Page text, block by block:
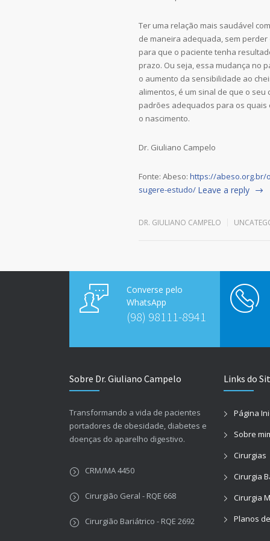
Ter uma relação mais saudável
de maneira adequada, sem
para que o paciente tenha
prazo. Ou seja, essa mudança no
o aumento da sensibilidade ao
alimentos, é um sinal de que o
padrões adequados para os
o nascimento.
Dr. Giuliano Campelo
Fonte: Abeso: https://abeso.org.br/
sugere-estudo/ Leave a reply
DR. GIULIANO CAMPELO
Converse pelo
WhatsApp
(98) 98111-8941
Sobre Dr. Giuliano Campelo
Transformando a vida de pacientes
portadores de obesidade, diabetes e
doenças do aparelho digestivo.
CRM/MA 4450
Cirurgião Geral - RQE 668
Cirurgião Bariátrico - RQE 2692
Links do
Página
Sobre
Cirurgias
Cirurgia
Cirurgia
Planos